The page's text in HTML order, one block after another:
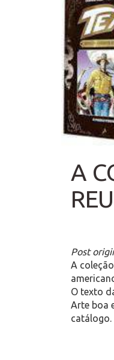
A
Post
A
O texto
Arte boa
catálogo.